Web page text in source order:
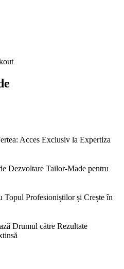
Acces Exclusiv la Expertiza
Dezvoltare Tailor-Made pentru
Topul Profesioniștilor și Crește în
Drumul către Rezultate